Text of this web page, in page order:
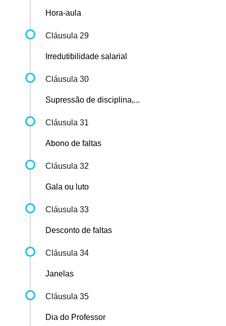
Hora-aula
Cláusula 29
Irredutibilidade salarial
Cláusula 30
Supressão de disciplina,...
Cláusula 31
Abono de faltas
Cláusula 32
Gala ou luto
Cláusula 33
Desconto de faltas
Cláusula 34
Janelas
Cláusula 35
Dia do Professor